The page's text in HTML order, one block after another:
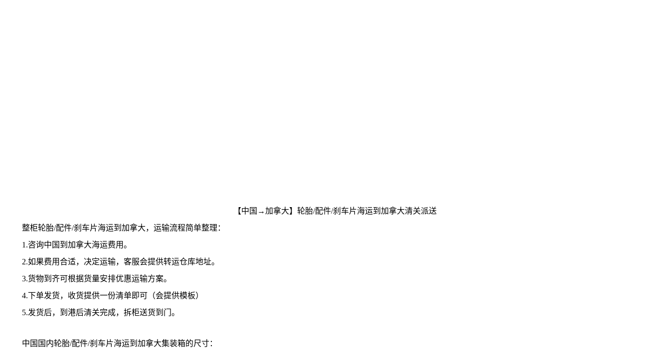
【中国→加拿大】轮胎/配件/刹车片海运到加拿大清关派送
整柜轮胎/配件/刹车片海运到加拿大，运输流程简单整理：
1.咨询中国到加拿大海运费用。
2.如果费用合适，决定运输，客服会提供转运仓库地址。
3.货物到齐可根据货量安排优惠运输方案。
4.下单发货，收货提供一份清单即可（会提供模板）
5.发货后，到港后清关完成，拆柜送货到门。
中国国内轮胎/配件/刹车片海运到加拿大集装箱的尺寸：